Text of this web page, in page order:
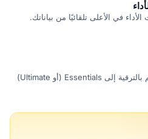
في الأعلى تلقائيًا من بياناتك.
عند بلوغ الحد الأقصى للصفوف، قم بالترقية إلى Essentials (أو Ultimate)